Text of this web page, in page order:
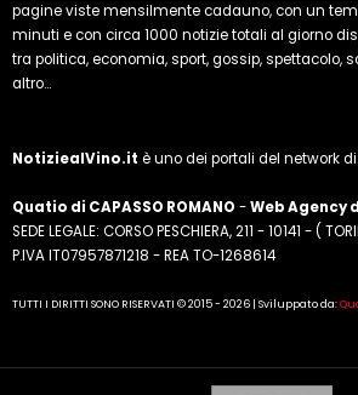
pagine viste mensilmente cadauno, con un
minuti e con circa 1000 notizie totali al giorno
tra politica, economia, sport, gossip, spettacolo,
altro...
NotiziealVino.it è uno dei portali del network di:
Quatio di CAPASSO ROMANO -Web Agency
SEDE LEGALE: CORSO PESCHIERA, 211 - 10141 - (
P.IVA IT07957871218 - REA TO-1268614
TUTTI I DIRITTI SONO RISERVATI © 2015 - 2026 | Sviluppato da: